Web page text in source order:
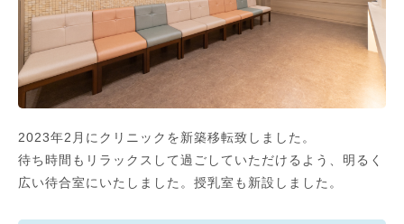
2023年2月にクリニックを新築移転致しました。
待ち時間もリラックスして過ごしていただけるよう、明るく
広い待合室にいたしました。授乳室も新設しました。